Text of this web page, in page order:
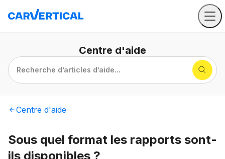
Centre d'aide
Recherche d’articles d’aide...
Centre d'aide
Sous quel format les rapports sont-
ils disponibles ?